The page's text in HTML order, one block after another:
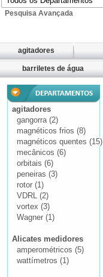
Pesquisa Avançada
agitadores
barriletes de água
agitadores
gangorra (2)
magnéticos frios (8)
magnéticos quentes (15)
mecânicos (6)
orbitais (6)
peneiras (3)
rotor (1)
VDRL (2)
vortex (3)
Wagner (1)
Alicates medidores
amperométricos (5)
wattímetros (1)